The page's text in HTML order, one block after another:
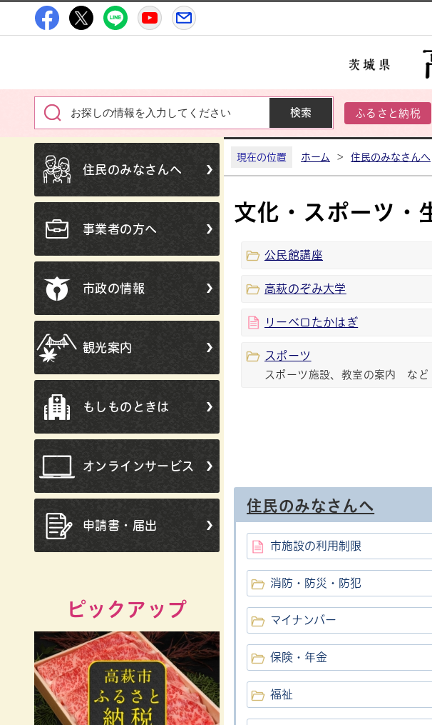
高萩市公式Facebook
高萩市公式X高萩市公式LINE
高萩市YouTube公式チャンネル
ふるさと納税
住民のみなさんへ
事業者の方へ
市政の情報
観光案内
もしものときは
オンラインサービス
申請書・届出
ピックアップ
現在の位置 ホーム > 住民のみなさんへ
文化・スポーツ・
公民館講座
高萩のぞみ大学
リーベロたかはぎ
スポーツ
スポーツ施設、教室の案内 など
住民のみなさんへ
市施設の利用制限
消防・防災・防犯
マイナンバー
保険・年金
福祉